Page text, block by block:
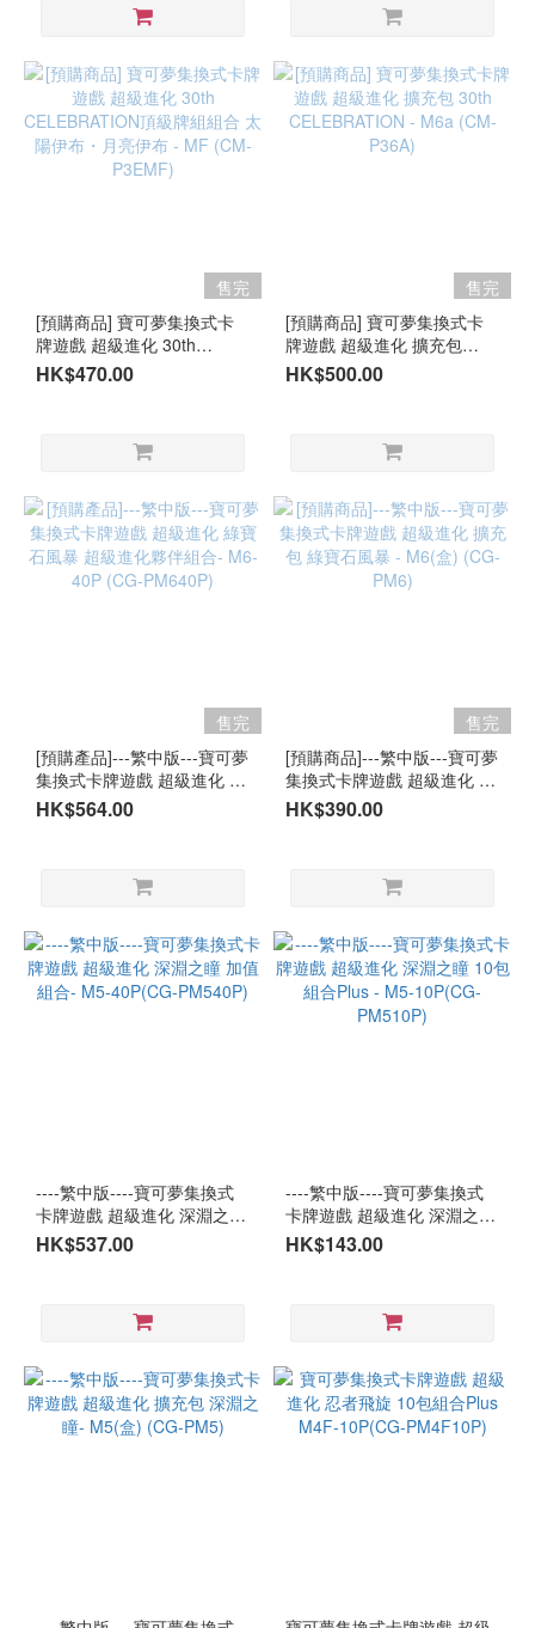
售完
[預購商品] 寶可夢集換式卡
牌遊戲 超級進化 30th
CELEBRATION頂級牌組組
合 太陽伊布・月亮伊布 - MF
HK$470.00
售完
[預購商品] 寶可夢集換式卡
牌遊戲 超級進化 擴充包
30th CELEBRATION - M6a
(CM-P36A)
HK$500.00
售完
[預購產品]---繁中版---寶可夢
集換式卡牌遊戲 超級進化 綠
寶石風暴 超級進化夥伴組合-
M6-40P (CG-PM640P)
HK$564.00
售完
[預購商品]---繁中版---寶可夢
集換式卡牌遊戲 超級進化 擴
充包 綠寶石風暴 - M6(盒)
(CG-PM6)
HK$390.00
----繁中版----寶可夢集換式
卡牌遊戲 超級進化 深淵之瞳
加值組合- M5-40P(CG-
PM540P)
HK$537.00
----繁中版----寶可夢集換式
卡牌遊戲 超級進化 深淵之瞳
10包組合Plus - M5-10P(CG-
PM510P)
HK$143.00